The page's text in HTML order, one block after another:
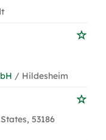
/ Hildesheim
53186